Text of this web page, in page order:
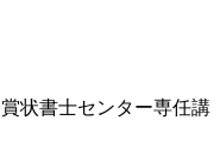
状書士センター専任講